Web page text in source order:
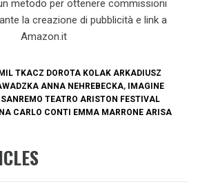
metodo per ottenere commissioni
la creazione di pubblicità e link a
Amazon.it
TKACZ DOROTA KOLAK ARKADIUSZ
ANNA NEHREBECKA,
IMAGINE
TEATRO ARISTON FESTIVAL
CARLO CONTI EMMA MARRONE ARISA